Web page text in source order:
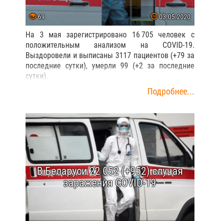
69 03.05.2020
На 3 мая зарегистрировано 16 705 человек с
положительным анализом на COVID-19.
Выздоровели и выписаны 3117 пациентов (+79 за
последние сутки), умерли 99 (+2 за последние
сутки).
Подробнее...
В Беларуси 22 052 (+952) случая
заражения COVID-19